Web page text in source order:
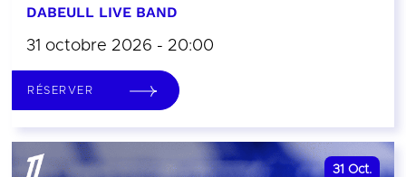
DABEULL LIVE BAND
31 octobre 2026 - 20:00
RÉSERVER
31 Oct.